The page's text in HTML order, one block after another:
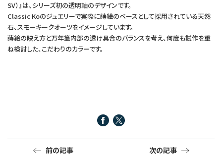
SV）』は、シリーズ初の透明軸のデザインです。
Classic Koのジュエリーで実際に蒔絵のベースとして採用されている天然
石、スモーキークオーツをイメージしています。
蒔絵の映え方と万年筆内部の透け具合のバランスを考え、何度も試作を重
ね検討した、こだわりのカラーです。
前の記事 次の記事